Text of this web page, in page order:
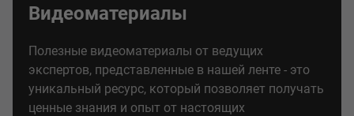
Видеоматериалы
Полезные видеоматериалы от ведущих
экспертов, представленные в нашей ленте - это
уникальный ресурс, который позволяет получать
ценные знания и опыт от настоящих